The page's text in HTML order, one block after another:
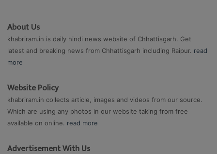
About Us
khabriram.in is daily hindi news website of Chhattisgarh. Get
latest and breaking news from Chhattisgarh including Raipur. read
more
Website Policy
khabriram.in collects article, images and videos from our source.
Which are using any photos in our website taking from free
available on online. read more
Advertisement With Us